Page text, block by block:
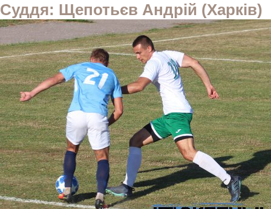
Суддя: Щепотьєв Андрій (Харків)